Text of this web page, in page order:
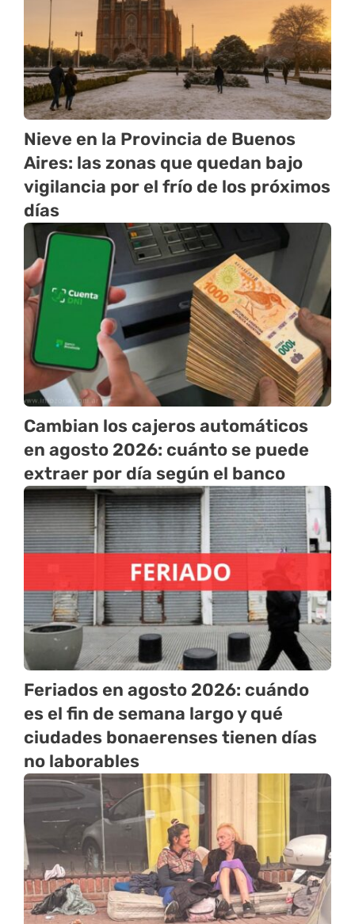
Nieve en la Provincia de Buenos
Aires: las zonas que quedan bajo
vigilancia por el frío de los próximos
días
Cambian los cajeros automáticos
en agosto 2026: cuánto se puede
extraer por día según el banco
Feriados en agosto 2026: cuándo
es el fin de semana largo y qué
ciudades bonaerenses tienen días
no laborables